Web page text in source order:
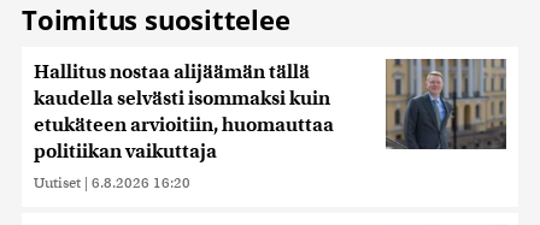
Toimitus suosittelee
Hallitus nostaa alijäämän tällä
kaudella selvästi isommaksi kuin
etukäteen arvioitiin, huomauttaa
politiikan vaikuttaja
Uutiset | 6.8.2026 16:20